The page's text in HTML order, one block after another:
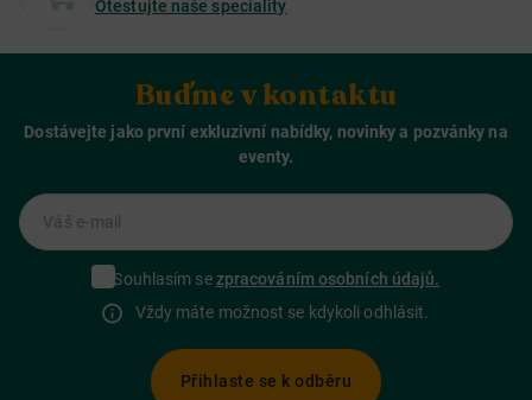
Otestujte naše speciality
Buďme v kontaktu
Dostávejte jako první exkluzivní nabídky, novinky a pozvánky na
eventy.
Váš e-mail
Souhlasím sezpracováním osobních údajů.
Vždy máte možnost se kdykoli odhlásit.
Přihlaste se k odběru